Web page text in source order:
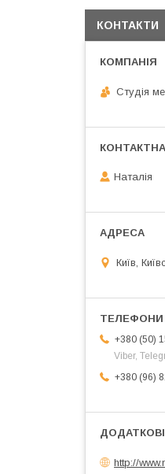
КОНТАКТИ
Студія
Наталія
Київ,
+380 (50)
Viber,
+380 (96)
http://